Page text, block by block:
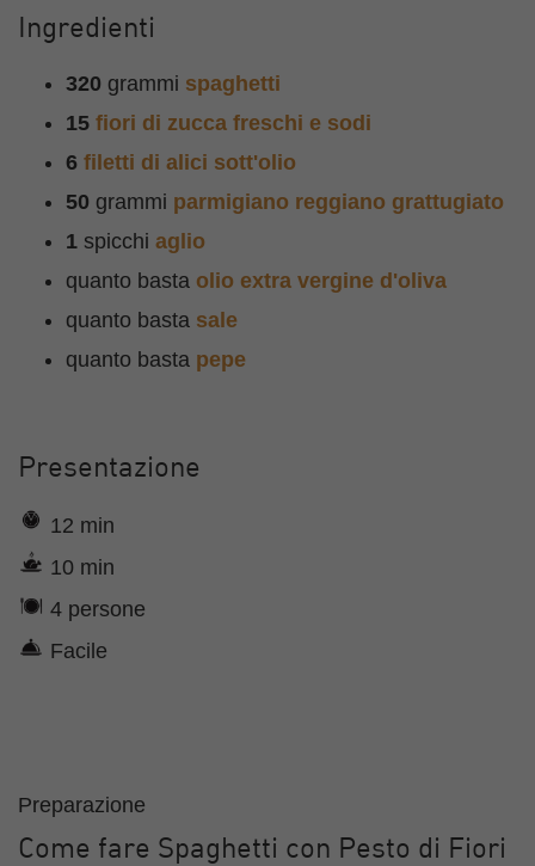
Ingredienti
320 grammi spaghetti
15 fiori di zucca freschi e sodi
6 filetti di alici sott'olio
50 grammi parmigiano reggiano grattugiato
1 spicchi aglio
quanto basta olio extra vergine d'oliva
quanto basta sale
quanto basta pepe
Presentazione
12 min
10 min
4 persone
Facile
Preparazione
Come fare Spaghetti con Pesto di Fiori